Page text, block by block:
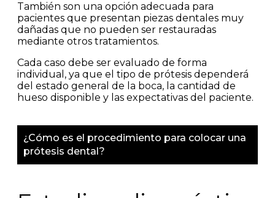
También son una opción adecuada para
pacientes que presentan piezas dentales muy
dañadas que no pueden ser restauradas
mediante otros tratamientos.
Cada caso debe ser evaluado de forma
individual, ya que el tipo de prótesis dependerá
del estado general de la boca, la cantidad de
hueso disponible y las expectativas del paciente.
¿Cómo es el procedimiento para colocar una
prótesis dental?